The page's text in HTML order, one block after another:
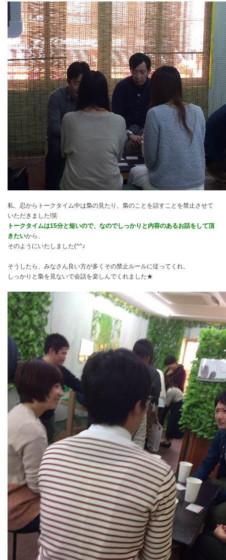
私、忍からトークタイム中は梟の見たり、梟のことを話すことを禁止させて
いただきました!笑
トークタイムは15分と短いので、なのでしっかりと内容のあるお話をして頂
きたいから、
そのようにいたしました(^^♪
そうしたら、みなさん良い方が多くその禁止ルールに従ってくれ、
しっかりと梟を見ないで会話を楽しんでくれました★